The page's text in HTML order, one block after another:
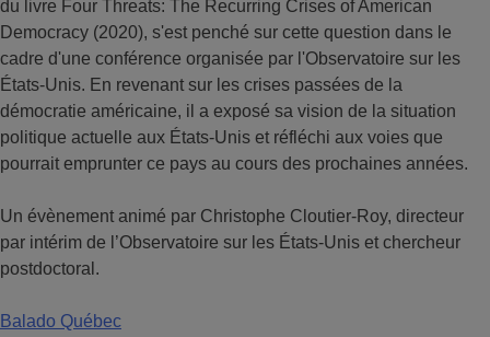
du livre Four Threats: The Recurring Crises of American
Democracy (2020), s'est penché sur cette question dans le
cadre d'une conférence organisée par l'Observatoire sur les
États-Unis. En revenant sur les crises passées de la
démocratie américaine, il a exposé sa vision de la situation
politique actuelle aux États-Unis et réfléchi aux voies que
pourrait emprunter ce pays au cours des prochaines années.
Un évènement animé par Christophe Cloutier-Roy, directeur
par intérim de l’Observatoire sur les États-Unis et chercheur
postdoctoral.
Balado Québec